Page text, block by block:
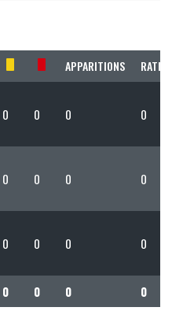
APPARITIONS RATIO
0 0 0 0
0 0 0 0
0 0 0 0
0 0 0 0